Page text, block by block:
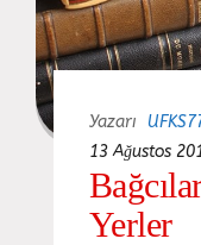
Yazarı
13 Ağustos
Yerler